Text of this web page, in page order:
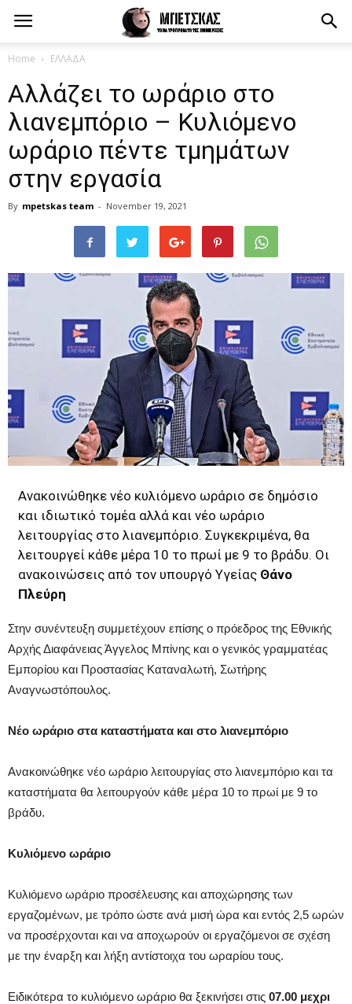
Home ΕΛΛΑΔΑ
Αλλάζει το ωράριο στο
λιανεμπόριο – Κυλιόμενο
ωράριο πέντε τμημάτων
στην εργασία
By mpetskas team - November 19, 2021
Ανακοινώθηκε νέο κυλιόμενο ωράριο σε δημόσιο
και ιδιωτικό τομέα αλλά και νέο ωράριο
λειτουργίας στο λιανεμπόριο. Συγκεκριμένα, θα
λειτουργεί κάθε μέρα 10 το πρωί με 9 το βράδυ. Οι
ανακοινώσεις από τον υπουργό Υγείας Θάνο
Πλεύρη
Στην συνέντευξη συμμετέχουν επίσης ο πρόεδρος της Εθνικής
Αρχής Διαφάνειας Άγγελος Μπίνης και ο γενικός γραμματέας
Εμπορίου και Προστασίας Καταναλωτή, Σωτήρης
Αναγνωστόπουλος.
Νέο ωράριο στα καταστήματα και στο λιανεμπόριο
Ανακοινώθηκε νέο ωράριο λειτουργίας στο λιανεμπόριο και τα
καταστήματα θα λειτουργούν κάθε μέρα 10 το πρωί με 9 το
βράδυ.
Κυλιόμενο ωράριο
Κυλιόμενο ωράριο προσέλευσης και αποχώρησης των
εργαζομένων, με τρόπο ώστε ανά μισή ώρα και εντός 2,5 ωρών
να προσέρχονται και να αποχωρούν οι εργαζόμενοι σε σχέση
με την έναρξη και λήξη αντίστοιχα του ωραρίου τους.
Ειδικότερα το κυλιόμενο ωράριο θα ξεκινήσει στις 07.00 μεχρι